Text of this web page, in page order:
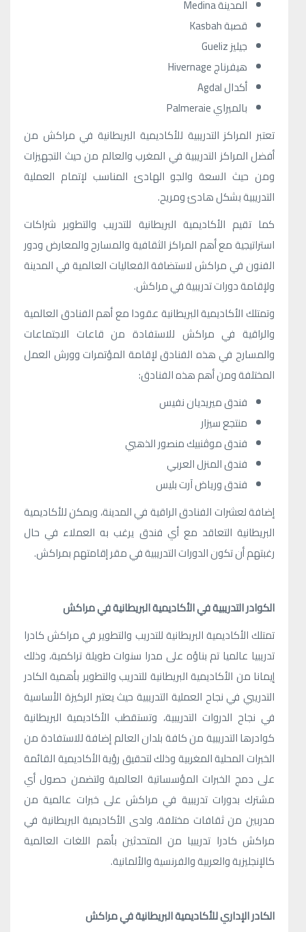
المدينة Medina
قصبة Kasbah
جيليز Gueliz
هيفرناج Hivernage
أكدال Agdal
بالميراي Palmeraie
تعتبر المراكز التدريبية للأكاديمية البريطانية في مراكش من
أفضل المراكز التدريبية في المغرب والعالم من حيث التجهيزات
ومن حيث السعة والجو الهادئ المناسب لإتمام العملية
التدريبية بشكل هادئ ومريح.
كما تقيم الأكاديمية البريطانية للتدريب والتطوير شراكات
استراتيجية مع أهم المراكز الثقافية والمسارح والمعارض ودور
الفنون في مراكش لاستضافة الفعاليات العالمية في المدينة
ولإقامة دورات تدريبية في مراكش.
وتمتلك الأكاديمية البريطانية عقودا مع أهم الفنادق العالمية
والراقية في مراكش للاستفادة من قاعات الاجتماعات
والمسارح في هذه الفنادق لإقامة المؤتمرات وورش العمل
المختلفة ومن أهم هذه الفنادق:
فندق ميريديان نفيس
منتجع سيزار
فندق موڤنبيك منصور الذهبي
فندق المنزل العربي
فندق ورياض آرت بليس
إضافة لعشرات الفنادق الراقية في المدينة، ويمكن للأكاديمية
البريطانية التعاقد مع أي فندق يرغب به العملاء في حال
رغبتهم أن تكون الدورات التدريبية في مقر إقامتهم بمراكش.
الكوادر التدريبية في الأكاديمية البريطانية في مراكش
تمتلك الأكاديمية البريطانية للتدريب والتطوير في مراكش كادرا
تدريبيا عالميا تم بناؤه على مدرا سنوات طويلة تراكمية، وذلك
إيمانا من الأكاديمية البريطانية للتدريب والتطوير بأهمية الكادر
التدريبي في نجاح العملية التدريبية حيث يعتبر الركيزة الأساسية
في نجاح الدروات التدريبية، وتستقطب الأكاديمية البريطانية
كوادرها التدريبية من كافة بلدان العالم إضافة للاستفادة من
الخبرات المحلية المغربية وذلك لتحقيق رؤية الأكاديمية القائمة
على دمج الخبرات المؤسساتية العالمية ولتضمن حصول أي
مشترك بدورات تدريبية في مراكش على خبرات عالمية من
مدربين من ثقافات مختلفة، ولدى الأكاديمية البريطانية في
مراكش كادرا تدريبيا من المتحدثين بأهم اللغات العالمية
كالإنجليزية والعربية والفرنسية والألمانية.
الكادر الإداري للأكاديمية البريطانية في مراكش